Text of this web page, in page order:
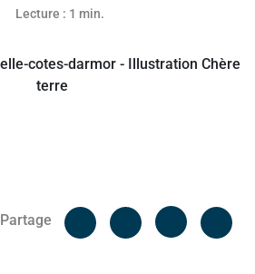
Lecture : 1 min.
Partage
Facebook